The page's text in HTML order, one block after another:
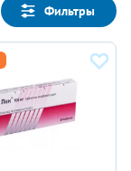
Фильтры